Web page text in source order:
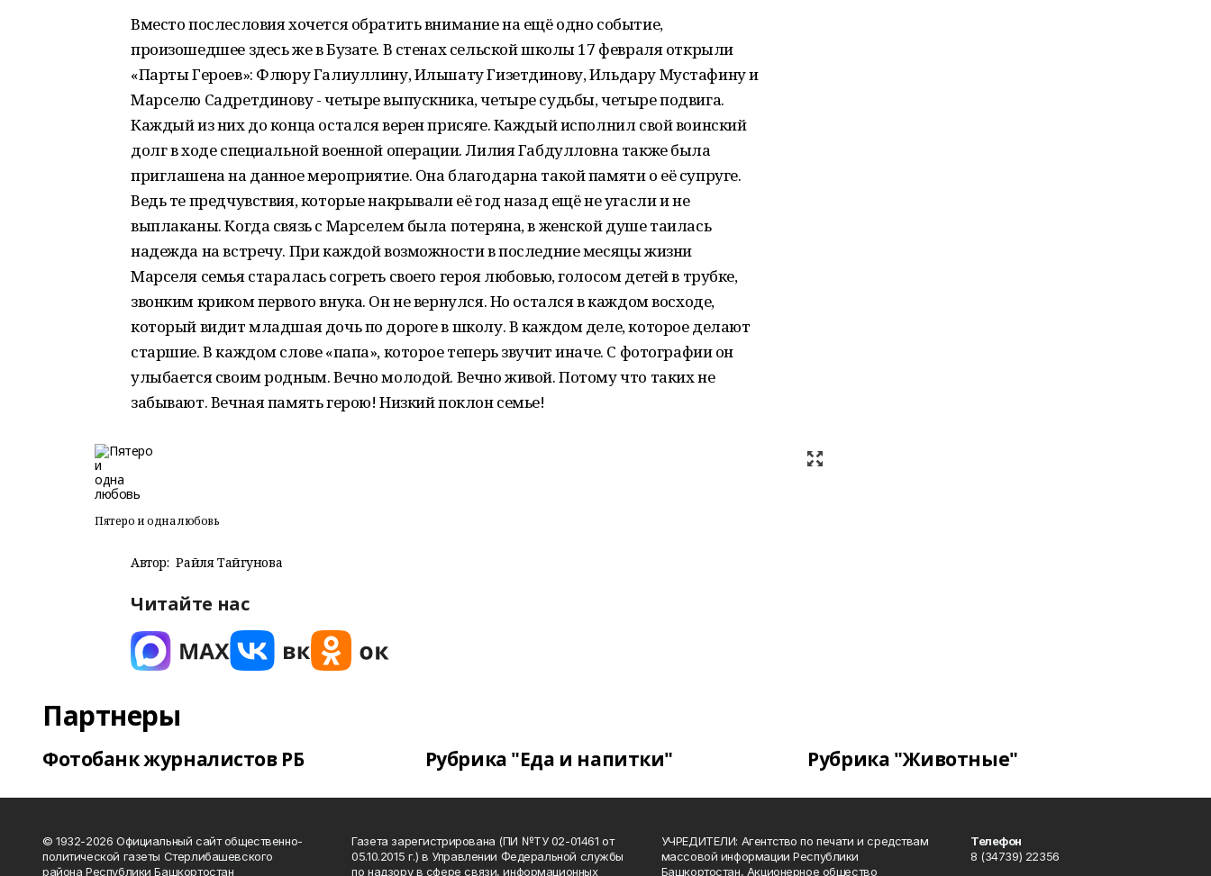
Вместо послесловия хочется обратить внимание на ещё одно событие,
произошедшее здесь же в Бузате. В стенах сельской школы 17 февраля открыли
«Парты Героев»: Флюру Галиуллину, Ильшату Гизетдинову, Ильдару Мустафину и
Марселю Садретдинову - четыре выпускника, четыре судьбы, четыре подвига.
Каждый из них до конца остался верен присяге. Каждый исполнил свой воинский
долг в ходе специальной военной операции. Лилия Габдулловна также была
приглашена на данное мероприятие. Она благодарна такой памяти о её супруге.
Ведь те предчувствия, которые накрывали её год назад ещё не угасли и не
выплаканы. Когда связь с Марселем была потеряна, в женской душе таилась
надежда на встречу. При каждой возможности в последние месяцы жизни
Марселя семья старалась согреть своего героя любовью, голосом детей в трубке,
звонким криком первого внука. Он не вернулся. Но остался в каждом восходе,
который видит младшая дочь по дороге в школу. В каждом деле, которое делают
старшие. В каждом слове «папа», которое теперь звучит иначе. С фотографии он
улыбается своим родным. Вечно молодой. Вечно живой. Потому что таких не
забывают. Вечная память герою! Низкий поклон семье!
Пятеро и одна любовь
Автор: Райля Тайгунова
Читайте нас
Партнеры
Фотобанк журналистов РБ Рубрика "Еда и напитки" Рубрика "Животные"
© 1932-2026 Официальный сайт общественно-
политической газеты Стерлибашевского
района Республики Башкортостан
Газета зарегистрирована (ПИ №ТУ 02-01461 от
05.10.2015 г.) в Управлении Федеральной службы
по надзору в сфере связи, информационных
УЧРЕДИТЕЛИ: Агентство по печати и средствам
массовой информации Республики
Башкортостан, Акционерное общество
Телефон
8 (34739) 22356